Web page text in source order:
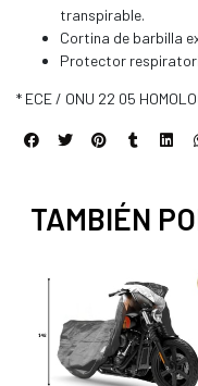
transpirable.
Cortina de barbilla
Protector
* ECE / ONU 22 05
TAMBIÉN